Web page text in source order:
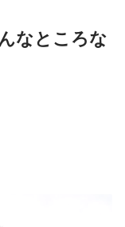
なところな